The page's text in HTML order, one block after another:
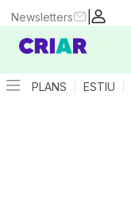
|
Newsletters
PLANS ESTIU